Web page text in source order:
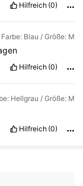
Hilfreich (0)
Farbe: Blau / Größe: M
Hilfreich (0)
Hellgrau / Größe: M
Hilfreich (0)